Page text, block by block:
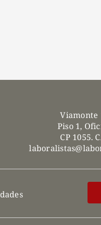
Viamonte
Piso 1,
CP 1055.